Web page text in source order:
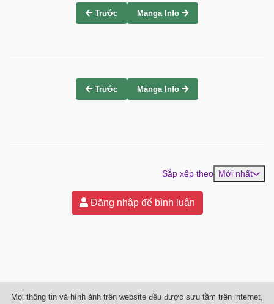
Trước Manga Info
Trước Manga Info
Sắp xếp theo Mới nhất
Đăng nhập để bình luận
Mọi thông tin và hình ảnh trên website đều được sưu tầm trên internet,